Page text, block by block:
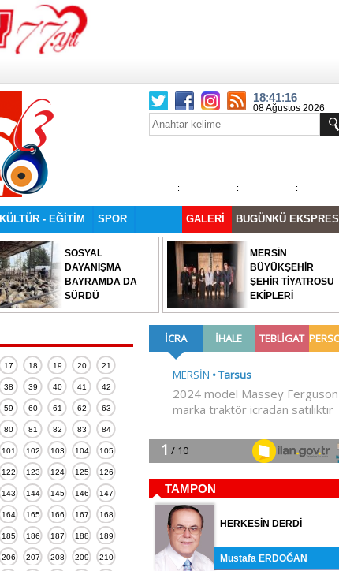
18:41:16
08 Ağustos 2026
Cumartesi
: : :
KÜLTÜR - EĞİTİM SPOR BUGÜNKÜ EKSPRES
GALERİ
SOSYAL
DAYANIŞMA
BAYRAMDA DA
SÜRDÜ
MERSİN
BÜYÜKŞEHİR
ŞEHİR TİYATROSU
EKİPLERİ
17 18 19 20 21
38 39 40 41 42
59 60 61 62 63
80 81 82 83 84
101 102 103 104 105
122 123 124 125 126
143 144 145 146 147
164 165 166 167 168
185 186 187 188 189
206 207 208 209 210
TAMPON
HERKESİN DERDİ
Mustafa ERDOĞAN